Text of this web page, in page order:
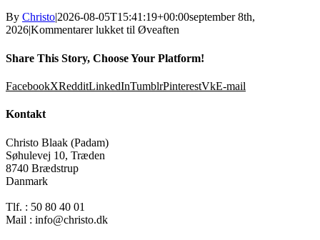
By Christo|2026-08-05T15:41:19+00:00september 8th,
2026|Kommentarer lukkettil Øveaften
Share This Story, Choose Your Platform!
FacebookXRedditLinkedInTumblrPinterestVkE-mail
Kontakt
Christo Blaak (Padam)
Søhulevej 10, Træden
8740 Brædstrup
Danmark
Tlf. : 50 80 40 01
Mail : info@christo.dk